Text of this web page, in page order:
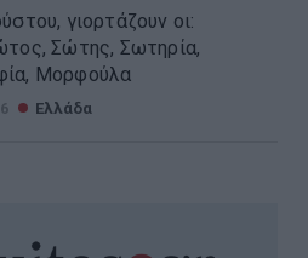
γιορτάζουν οι:
Σώτης, Σωτηρία,
Μορφούλα
Ελλάδα